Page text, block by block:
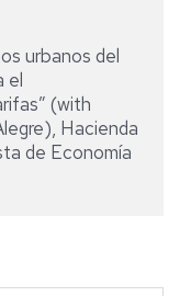
urbanos del
el
(with
Hacienda
de Economía